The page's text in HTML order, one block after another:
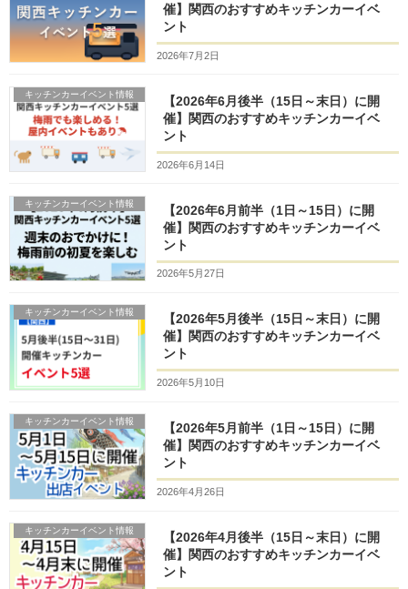
催】関西のおすすめキッチンカーイベ
ント
2026年7月2日
キッチンカーイベント情報
【2026年6月後半（15日～末日）に開
催】関西のおすすめキッチンカーイベ
ント
2026年6月14日
キッチンカーイベント情報
【2026年6月前半（1日～15日）に開
催】関西のおすすめキッチンカーイベ
ント
2026年5月27日
キッチンカーイベント情報
【2026年5月後半（15日～末日）に開
催】関西のおすすめキッチンカーイベ
ント
2026年5月10日
キッチンカーイベント情報
【2026年5月前半（1日～15日）に開
催】関西のおすすめキッチンカーイベ
ント
2026年4月26日
キッチンカーイベント情報
【2026年4月後半（15日～末日）に開
催】関西のおすすめキッチンカーイベ
ント